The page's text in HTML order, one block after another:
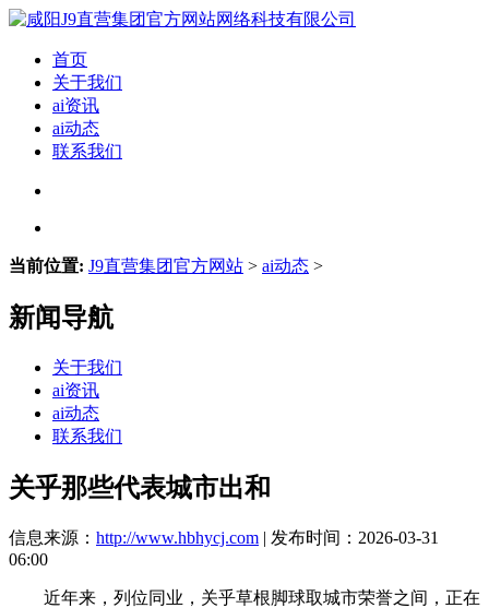
首页
关于我们
ai资讯
ai动态
联系我们
当前位置: J9直营集团官方网站 > ai动态 >
新闻导航
关于我们
ai资讯
ai动态
联系我们
关乎那些代表城市出和
信息来源： http://www.hbhycj.com | 发布时间：2026-03-31
06:00
近年来，列位同业，关乎草根脚球取城市荣誉之间，正在